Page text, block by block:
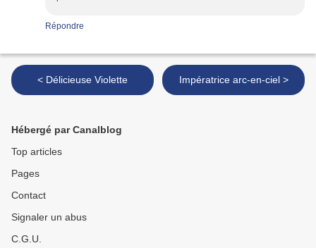
Répondre
< Délicieuse Violette Impératrice arc-en-ciel >
Hébergé par Canalblog
Top articles
Pages
Contact
Signaler un abus
C.G.U.